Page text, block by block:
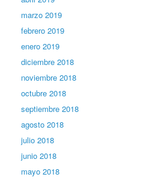
marzo 2019
febrero 2019
enero 2019
diciembre 2018
noviembre 2018
octubre 2018
septiembre 2018
agosto 2018
julio 2018
junio 2018
mayo 2018